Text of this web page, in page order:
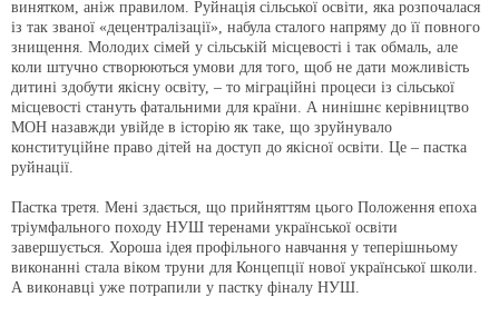
винятком, аніж правилом. Руйнація сільської освіти, яка розпочалася
із так званої «децентралізації», набула сталого напряму до її повного
знищення. Молодих сімей у сільській місцевості і так обмаль, але
коли штучно створюються умови для того, щоб не дати можливість
дитині здобути якісну освіту, – то міграційні процеси із сільської
місцевості стануть фатальними для країни. А нинішнє керівництво
МОН назавжди увійде в історію як таке, що зруйнувало
конституційне право дітей на доступ до якісної освіти. Це – пастка
руйнації.
Пастка третя. Мені здається, що прийняттям цього Положення епоха
тріумфального походу НУШ теренами української освіти
завершується. Хороша ідея профільного навчання у теперішньому
виконанні стала віком труни для Концепції нової української школи.
А виконавці уже потрапили у пастку фіналу НУШ.